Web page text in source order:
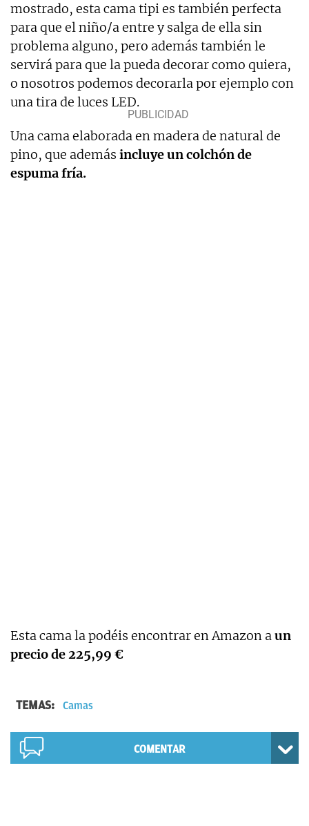
mostrado, esta cama tipi es también perfecta
para que el niño/a entre y salga de ella sin
problema alguno, pero además también le
servirá para que la pueda decorar como quiera,
o nosotros podemos decorarla por ejemplo con
una tira de luces LED.
Una cama elaborada en madera de natural de
pino, que además incluye un colchón de
espuma fría.
Esta cama la podéis encontrar en Amazon aun
precio de 225,99 €
TEMAS: Camas
COMENTAR